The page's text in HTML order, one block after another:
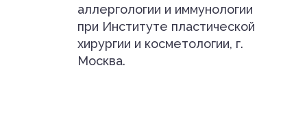
аллергологии и иммунологии
при Институте пластической
хирургии и косметологии, г.
Москва.